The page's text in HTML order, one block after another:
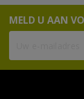
MELD U AAN